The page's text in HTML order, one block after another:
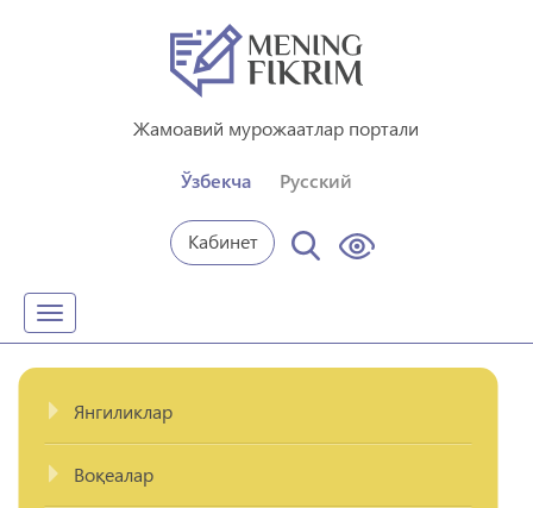
Жамоавий мурожаатлар портали
Ўзбекча Русский
Кабинет
Toggle
navigation
Янгиликлар
Воқеалар